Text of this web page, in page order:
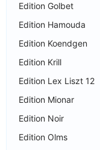
Edition Golbet
Edition Hamouda
Edition Koendgen
Edition Krill
Edition Lex Liszt 12
Edition Mionar
Edition Noir
Edition Olms